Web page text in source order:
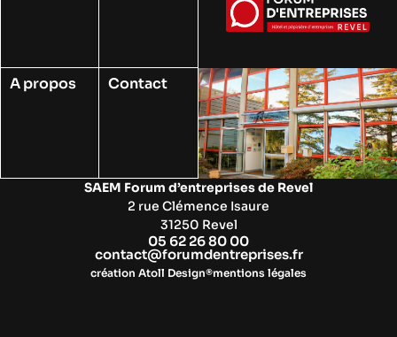
SAEM Forum d’entreprises de Revel
2 rue Clémence Isaure
31250 Revel
05 62 26 80 00
contact@forumdentreprises.fr
création Atoll Design®mentions légales
A propos Contact